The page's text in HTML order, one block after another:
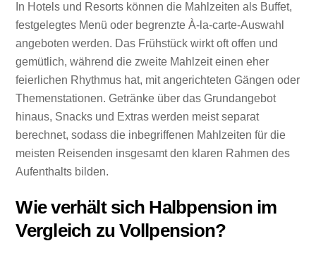
In Hotels und Resorts können die Mahlzeiten als Buffet,
festgelegtes Menü oder begrenzte À-la-carte-Auswahl
angeboten werden. Das Frühstück wirkt oft offen und
gemütlich, während die zweite Mahlzeit einen eher
feierlichen Rhythmus hat, mit angerichteten Gängen oder
Themenstationen. Getränke über das Grundangebot
hinaus, Snacks und Extras werden meist separat
berechnet, sodass die inbegriffenen Mahlzeiten für die
meisten Reisenden insgesamt den klaren Rahmen des
Aufenthalts bilden.
Wie verhält sich Halbpension im
Vergleich zu Vollpension?